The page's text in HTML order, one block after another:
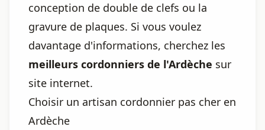
conception de double de clefs ou la
gravure de plaques. Si vous voulez
davantage d'informations, cherchez les
meilleurs cordonniers de l'Ardèche sur
site internet.
Choisir un artisan cordonnier pas cher en
Ardèche